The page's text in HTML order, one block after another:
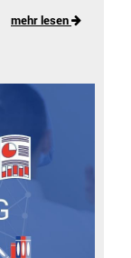
mehr lesen